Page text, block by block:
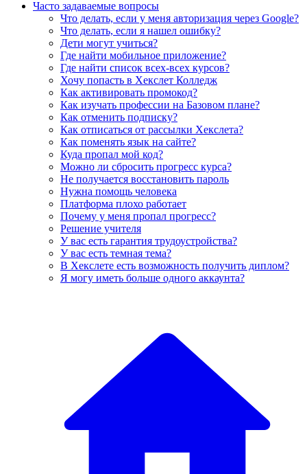
Часто задаваемые вопросы
Что делать, если у меня авторизация через Google?
Что делать, если я нашел ошибку?
Дети могут учиться?
Где найти мобильное приложение?
Где найти список всех-всех курсов?
Хочу попасть в Хекслет Колледж
Как активировать промокод?
Как изучать профессии на Базовом плане?
Как отменить подписку?
Как отписаться от рассылки Хекслета?
Как поменять язык на сайте?
Куда пропал мой код?
Можно ли сбросить прогресс курса?
Не получается восстановить пароль
Нужна помощь человека
Платформа плохо работает
Почему у меня пропал прогресс?
Решение учителя
У вас есть гарантия трудоустройства?
У вас есть темная тема?
В Хекслете есть возможность получить диплом?
Я могу иметь больше одного аккаунта?